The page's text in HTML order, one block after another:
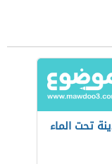
تحت الماء